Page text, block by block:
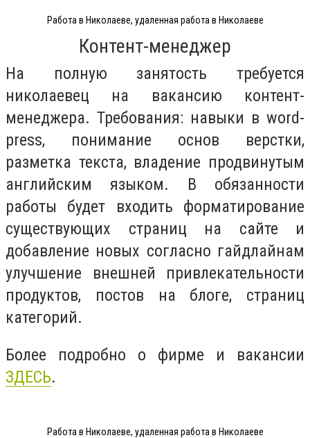
Работа в Николаеве, удаленная работа в Николаеве
Контент-менеджер
На полную занятость требуется
николаевец на вакансию контент-
менеджера. Требования: навыки в word-
press, понимание основ верстки,
разметка текста, владение продвинутым
английским языком. В обязанности
работы будет входить форматирование
существующих страниц на сайте и
добавление новых согласно гайдлайнам
улучшение внешней привлекательности
продуктов, постов на блоге, страниц
категорий.
Более подробно о фирме и вакансии
ЗДЕСЬ.
Работа в Николаеве, удаленная работа в Николаеве